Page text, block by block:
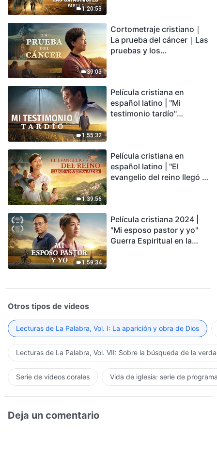
1:20:53
encontrarás refugio?
39:03
Cortometraje cristiano｜
La prueba del cáncer｜Las
pruebas y los
1:55:32
Película cristiana en
español latino | "Mi
testimonio tardío"
conmovedor
1:39:56
Película cristiana en
español latino | "El
evangelio del reino llegó a
1:59:34
Película cristiana 2024 |
"Mi esposo pastor y yo"
Guerra Espiritual en la
Otros tipos de vídeos
Lecturas de La Palabra, Vol. I: La aparición y obra de Dios
Lecturas de La Palabra, Vol. VII: Sobre la búsqueda de la
Serie de videos corales Vida de iglesia: serie de
Deja un comentario